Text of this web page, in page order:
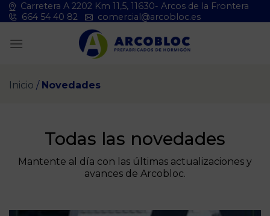
SaltarCarretera A 2202 Km 11,5, 11630- Arcos de la Frontera
664 54 40 82
comercial@arcobloc.es
Inicio / Novedades
Todas las novedades
Mantente al día con las últimas actualizaciones y
avances de Arcobloc.